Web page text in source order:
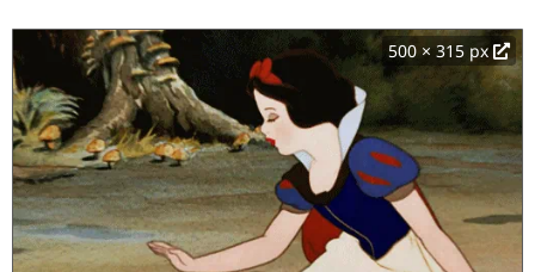
500 × 315 px